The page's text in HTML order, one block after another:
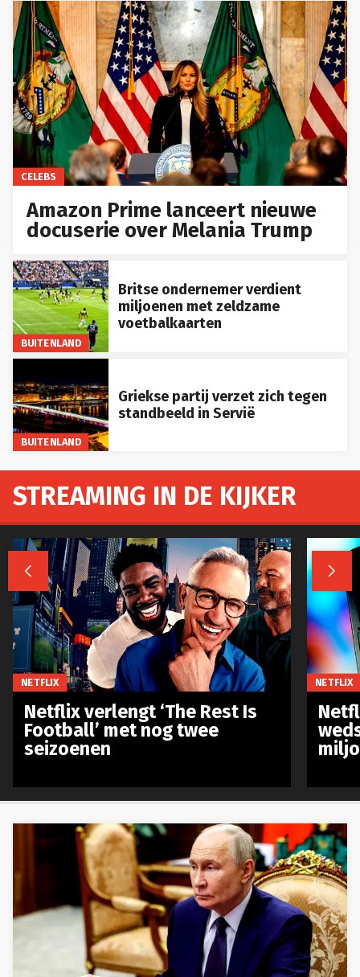
CELEBS
Amazon Prime lanceert nieuwe
docuserie over Melania Trump
BUITENLAND
Britse ondernemer verdient
miljoenen met zeldzame
voetbalkaarten
BUITENLAND
Griekse partij verzet zich tegen
standbeeld in Servië
STREAMING IN DE KIJKER
 
NETFLIX
Netflix verlengt ‘The Rest Is
Football’ met nog twee
seizoenen
NETFLIX